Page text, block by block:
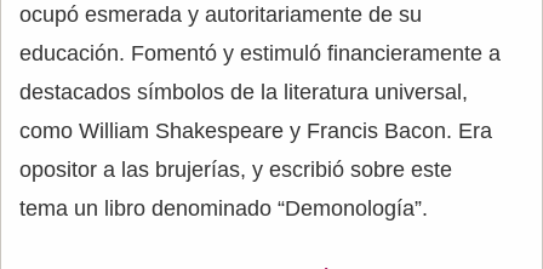
ocupó esmerada y autoritariamente de su
educación. Fomentó y estimuló financieramente a
destacados símbolos de la literatura universal,
como William Shakespeare y Francis Bacon. Era
opositor a las brujerías, y escribió sobre este
tema un libro denominado “Demonología”.